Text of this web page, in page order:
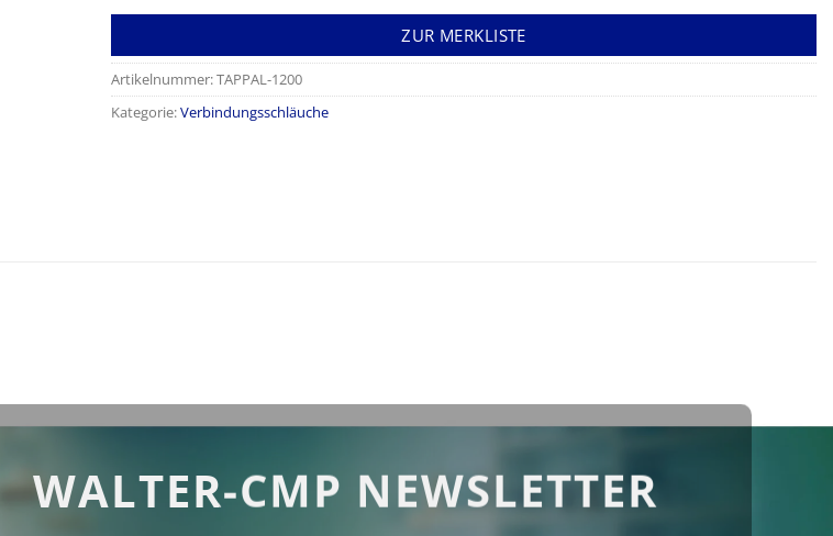
ZUR MERKLISTE
Artikelnummer:TAPPAL-1200
Kategorie:Verbindungsschläuche
WALTER-CMP NEWSLETTER